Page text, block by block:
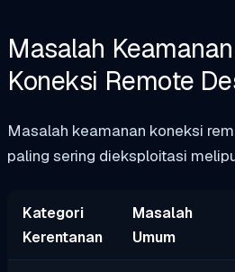
Masalah
Koneksi Remote
Masalah keamanan koneksi
paling sering dieksploitasi
Kategori
Kerentanan
Masalah
Umum